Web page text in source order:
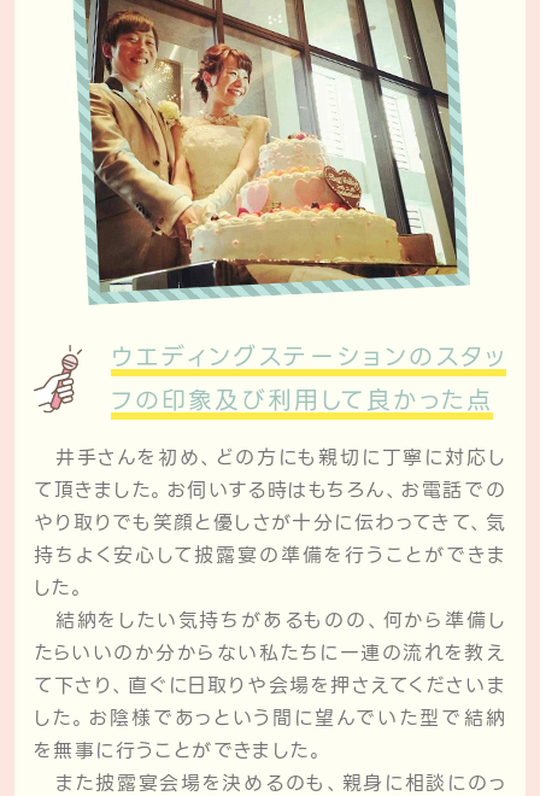
ウエディングステーションのスタッ
フの印象及び利用して良かった点
井手さんを初め、どの方にも親切に丁寧に対応し
て頂きました。お伺いする時はもちろん、お電話での
やり取りでも笑顔と優しさが十分に伝わってきて、気
持ちよく安心して披露宴の準備を行うことができま
した。
結納をしたい気持ちがあるものの、何から準備し
たらいいのか分からない私たちに一連の流れを教え
て下さり、直ぐに日取りや会場を押さえてくださいま
した。お陰様であっという間に望んでいた型で結納
を無事に行うことができました。
また披露宴会場を決めるのも、親身に相談にのっ